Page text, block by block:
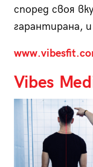
според своя
гарантирана,
Vibes